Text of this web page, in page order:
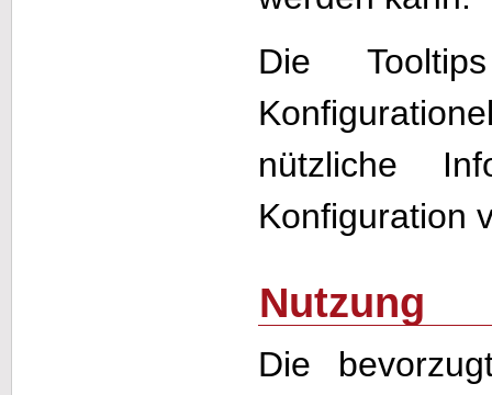
Die
nützliche
Konfiguration
Nutzung
Die